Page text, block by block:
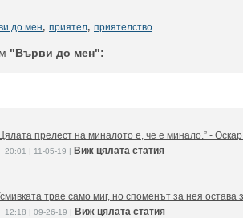
до мен, приятел, приятелство
"Върви до мен":
прелест на миналото е, че е минало.” -
20:01 | 11-05-19 | Виж цялата статия
трае само миг, но споменът за нея остава
12:18 | 09-26-19 | Виж цялата статия